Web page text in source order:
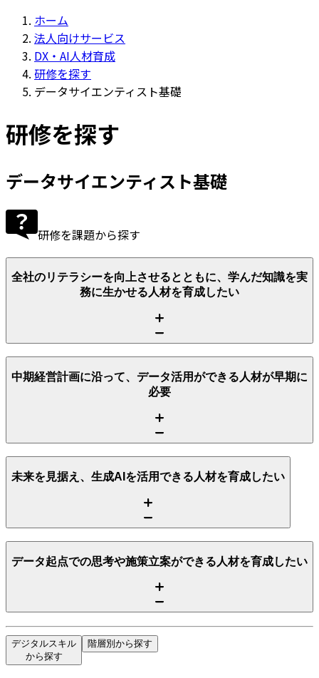
ホーム
法人向けサービス
DX・AI人材育成
研修を探す
データサイエンティスト基礎
研修を探す
データサイエンティスト基礎
研修を課題から探す
全社のリテラシーを向上させるとともに、学んだ知識を実
務に生かせる人材を育成したい
中期経営計画に沿って、データ活用ができる人材が早期に
必要
未来を見据え、生成AIを活用できる人材を育成したい
データ起点での思考や施策立案ができる人材を育成したい
デジタルスキル
から探す
階層別から探す